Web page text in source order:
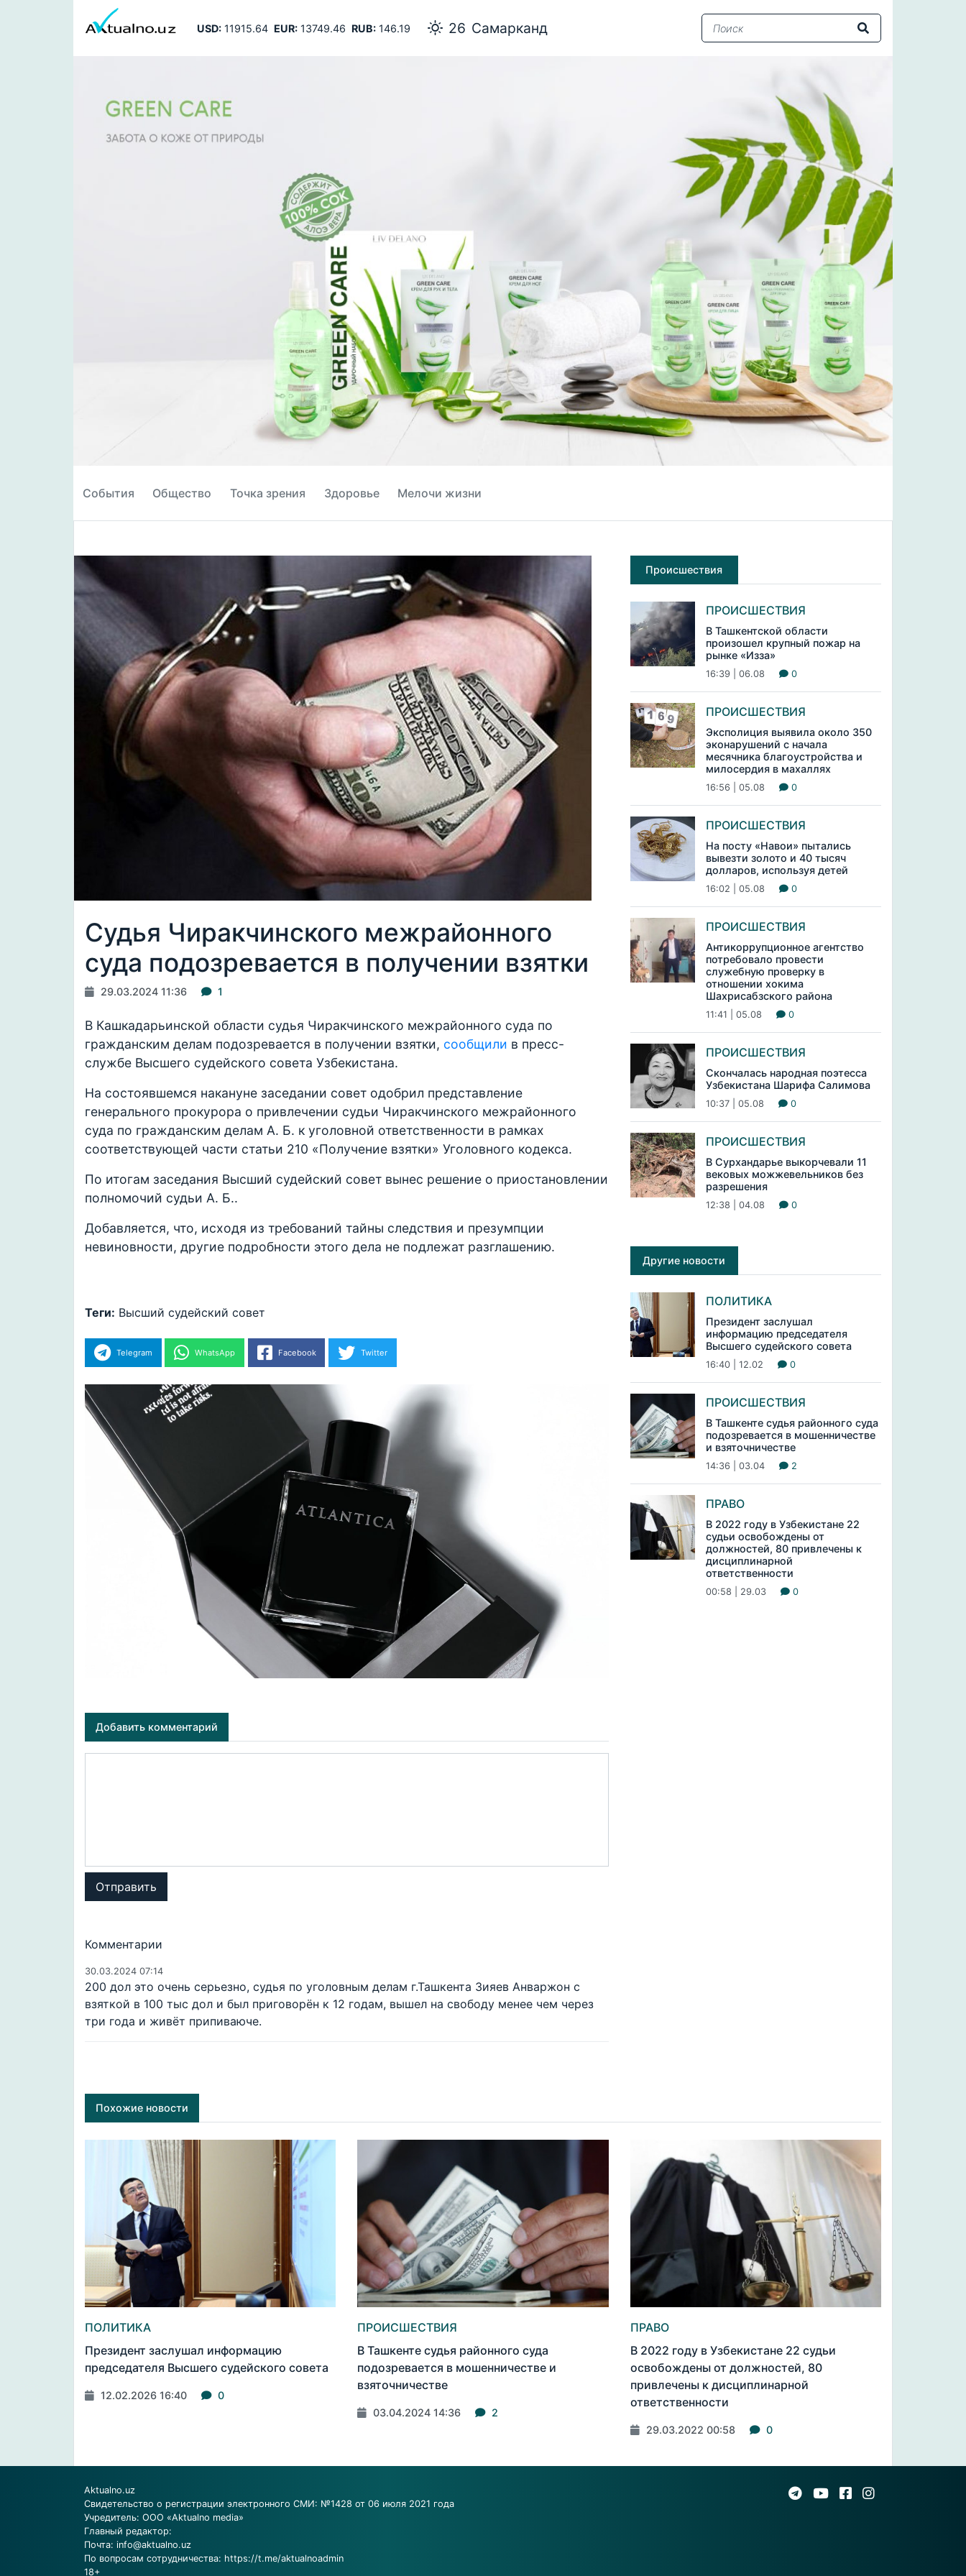
USD:11915.64 EUR:13749.46 RUB:146.19 26 Самарканд
События Общество Точка зрения Здоровье Мелочи жизни
Судья Чиракчинского межрайонного
суда подозревается в получении взятки
29.03.2024 11:36 1
В Кашкадарьинской области судья Чиракчинского межрайонного суда по
гражданским делам подозревается в получении взятки, сообщили в пресс-
службе Высшего судейского совета Узбекистана.
На состоявшемся накануне заседании совет одобрил представление
генерального прокурора о привлечении судьи Чиракчинского межрайонного
суда по гражданским делам А. Б. к уголовной ответственности в рамках
соответствующей части статьи 210 «Получение взятки» Уголовного кодекса.
По итогам заседания Высший судейский совет вынес решение о приостановлении
полномочий судьи А. Б..
Добавляется, что, исходя из требований тайны следствия и презумпции
невиновности, другие подробности этого дела не подлежат разглашению.
Теги: Высший судейский совет
Telegram WhatsApp Facebook Twitter
Добавить комментарий
Отправить
Комментарии
30.03.2024 07:14
200 дол это очень серьезно, судья по уголовным делам г.Ташкента Зияев Анваржон с
взяткой в 100 тыс дол и был приговорён к 12 годам, вышел на свободу менее чем через
три года и живёт припиваюче.
Происшествия
ПРОИСШЕСТВИЯ
В Ташкентской области
произошел крупный пожар на
рынке «Изза»
16:39 | 06.08 0
ПРОИСШЕСТВИЯ
Эксполиция выявила около 350
эконарушений с начала
месячника благоустройства и
милосердия в махаллях
16:56 | 05.08 0
ПРОИСШЕСТВИЯ
На посту «Навои» пытались
вывезти золото и 40 тысяч
долларов, используя детей
16:02 | 05.08 0
ПРОИСШЕСТВИЯ
Антикоррупционное агентство
потребовало провести
служебную проверку в
отношении хокима
Шахрисабзского района
11:41 | 05.08 0
ПРОИСШЕСТВИЯ
Скончалась народная поэтесса
Узбекистана Шарифа Салимова
10:37 | 05.08 0
ПРОИСШЕСТВИЯ
В Сурхандарье выкорчевали 11
вековых можжевельников без
разрешения
12:38 | 04.08 0
Другие новости
ПОЛИТИКА
Президент заслушал
информацию председателя
Высшего судейского совета
16:40 | 12.02 0
ПРОИСШЕСТВИЯ
В Ташкенте судья районного суда
подозревается в мошенничестве
и взяточничестве
14:36 | 03.04 2
ПРАВО
В 2022 году в Узбекистане 22
судьи освобождены от
должностей, 80 привлечены к
дисциплинарной
ответственности
00:58 | 29.03 0
Похожие новости
ПОЛИТИКА
Президент заслушал информацию
председателя Высшего судейского совета
12.02.2026 16:40 0
ПРОИСШЕСТВИЯ
В Ташкенте судья районного суда
подозревается в мошенничестве и
взяточничестве
03.04.2024 14:36 2
ПРАВО
В 2022 году в Узбекистане 22 судьи
освобождены от должностей, 80
привлечены к дисциплинарной
ответственности
29.03.2022 00:58 0
Aktualno.uz
Свидетельство о регистрации электронного СМИ: №1428 от 06 июля 2021 года
Учредитель: ООО «Aktualno media»
Главный редактор:
Почта: info@aktualno.uz
По вопросам сотрудничества: https://t.me/aktualnoadmin
18+